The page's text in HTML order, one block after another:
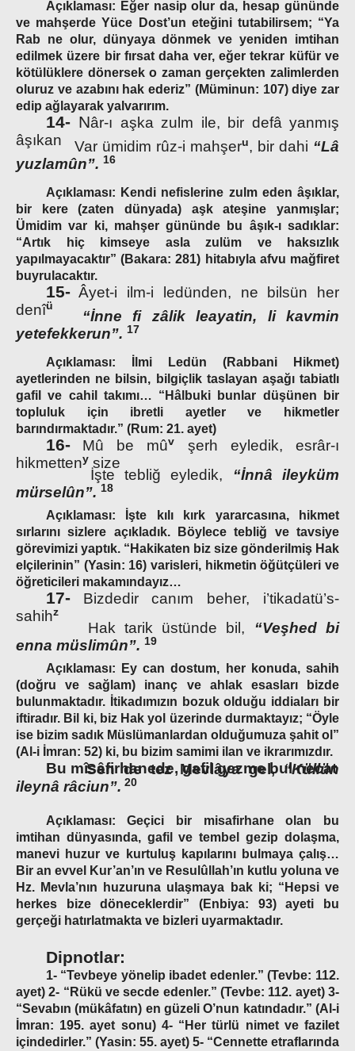
Açıklaması: Eğer nasip olur da, hesap gününde
ve mahşerde Yüce Dost’un eteğini tutabilirsem; “Ya
Rab ne olur, dünyaya dönmek ve yeniden imtihan
edilmek üzere bir fırsat daha ver, eğer tekrar küfür ve
kötülüklere dönersek o zaman gerçekten zalimlerden
oluruz ve azabını hak ederiz” (Müminun: 107) diye zar
edip ağlayarak yalvarırım.
14-Nâr-ı aşka zulm ile, bir defâ yanmış
âşıkan
Var ümidim rûz-i mahşeru, bir dahi “Lâ
yuzlamûn”. 16
Açıklaması: Kendi nefislerine zulm eden âşıklar,
bir kere (zaten dünyada) aşk ateşine yanmışlar;
Ümidim var ki, mahşer gününde bu âşık-ı sadıklar:
“Artık hiç kimseye asla zulüm ve haksızlık
yapılmayacaktır” (Bakara: 281) hitabıyla afvu mağfiret
buyrulacaktır.
15- Âyet-i ilm-i ledünden, ne bilsün her
denîü
“İnne fi zâlik leayatin, li kavmin
yetefekkerun”. 17
Açıklaması:
İlmi Ledün (Rabbani Hikmet)
ayetlerinden ne bilsin, bilgiçlik taslayan aşağı tabiatlı
gafil ve cahil takımı… “Hâlbuki bunlar düşünen bir
topluluk için ibretli ayetler ve hikmetler
barındırmaktadır.” (Rum: 21. ayet)
16- Mû be mûv
şerh eyledik, esrâr-ı
hikmetteny size
İşte tebliğ eyledik, “İnnâ ileyküm
mürselûn”. 18
Açıklaması:
İşte kılı kırk yararcasına, hikmet
sırlarını sizlere açıkladık. Böylece tebliğ ve tavsiye
görevimizi yaptık. “Hakikaten biz size gönderilmiş Hak
elçilerinin” (Yasin: 16) varisleri, hikmetin öğütçüleri ve
öğreticileri makamındayız…
17-
Bizdedir canım beher, i’tikadatü’s-
sahihz
Hak tarik üstünde bil, “Veşhed bi
enna müslimûn”. 19
Açıklaması:
Ey can dostum, her konuda, sahih
(doğru ve sağlam) inanç ve ahlak esasları bizde
bulunmaktadır. İtikadımızın bozuk olduğu iddiaları bir
iftiradır. Bil ki, biz Hak yol üzerinde durmaktayız; “Öyle
ise bizim sadık Müslümanlardan olduğumuza şahit ol”
(Al-i İmran: 52) ki, bu bizim samimi ilan ve ikrarımızdır.
Bu mîsâfirhanede, gafil gezme bul necat
Sen de tez Mevlâya gel,“Küllün
ileynâ râciun”. 20
Açıklaması:Geçici bir misafirhane olan bu
imtihan dünyasında, gafil ve tembel gezip dolaşma,
manevi huzur ve kurtuluş kapılarını bulmaya çalış…
Bir an evvel Kur’an’ın ve Resulûllah’ın kutlu yoluna ve
Hz. Mevla’nın huzuruna ulaşmaya bak ki; “Hepsi ve
herkes bize döneceklerdir” (Enbiya: 93) ayeti bu
gerçeği hatırlatmakta ve bizleri uyarmaktadır.
Dipnotlar:
1- “Tevbeye yönelip ibadet edenler.” (Tevbe: 112.
ayet)2- “Rükü ve secde edenler.” (Tevbe: 112. ayet)3-
“Sevabın(mükâfatın) en güzeli O’nun katındadır.” (Al-i
İmran: 195. ayet sonu) 4- “Her türlü nimet ve fazilet
içindedirler.” (Yasin: 55. ayet) 5- “Cennette etraflarında